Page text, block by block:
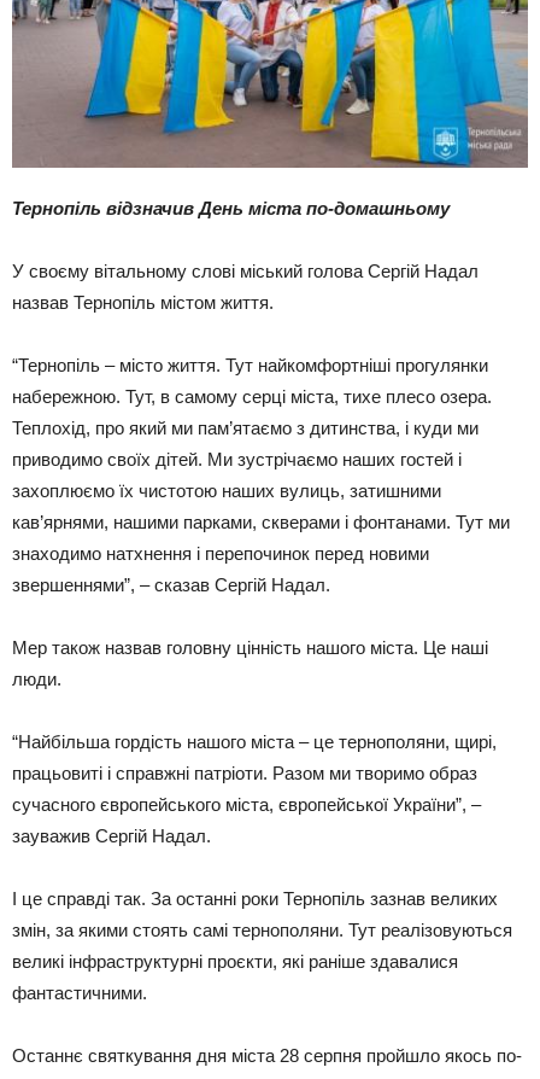
Тернопіль відзначив День міста по-домашньому
У своєму вітальному слові міський голова Сергій Надал
назвав Тернопіль містом життя.
“Тернопіль – місто життя. Тут найкомфортніші прогулянки
набережною. Тут, в самому серці міста, тихе плесо озера.
Теплохід, про який ми пам’ятаємо з дитинства, і куди ми
приводимо своїх дітей. Ми зустрічаємо наших гостей і
захоплюємо їх чистотою наших вулиць, затишними
кав’ярнями, нашими парками, скверами і фонтанами. Тут ми
знаходимо натхнення і перепочинок перед новими
звершеннями”, – сказав Сергій Надал.
Мер також назвав головну цінність нашого міста. Це наші
люди.
“Найбільша гордість нашого міста – це тернополяни, щирі,
працьовиті і справжні патріоти. Разом ми творимо образ
сучасного європейського міста, європейської України”, –
зауважив Сергій Надал.
І це справді так. За останні роки Тернопіль зазнав великих
змін, за якими стоять самі тернополяни. Тут реалізовуються
великі інфраструктурні проєкти, які раніше здавалися
фантастичними.
Останнє святкування дня міста 28 серпня пройшло якось по-